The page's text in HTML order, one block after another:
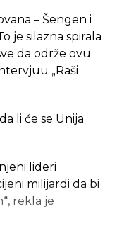
– Šengen i
je silazna spirala
da održe ovu
„Raši
li će se Unija
lideri
milijardi da bi
rekla je